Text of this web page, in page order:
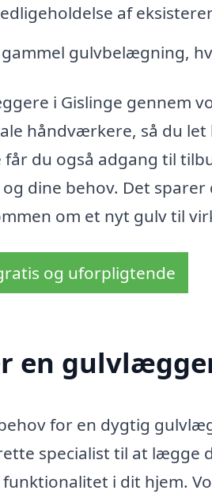
af
gulvbelægning,
i Gislinge gennem
håndværkere, så du
får du også adgang til
dine behov. Det
om et nyt gulv til
og uforpligtende
en
for en dygtig
specialist til at lægge
i dit hjem.